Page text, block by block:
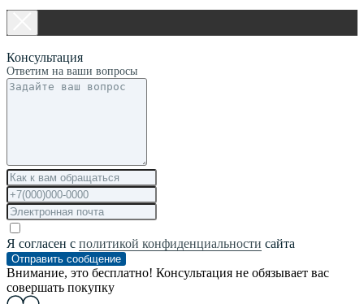
Консультация
Ответим на ваши вопросы
Я согласен с политикой конфиденциальности сайта
Отправить сообщение
Внимание, это бесплатно! Консультация не обязывает вас
совершать покупку